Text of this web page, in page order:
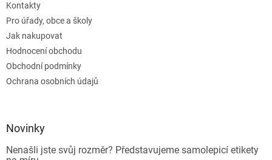
Kontakty
Pro úřady, obce a školy
Jak nakupovat
Hodnocení obchodu
Obchodní podmínky
Ochrana osobních údajů
Novinky
Nenašli jste svůj rozměr? Představujeme samolepicí etikety